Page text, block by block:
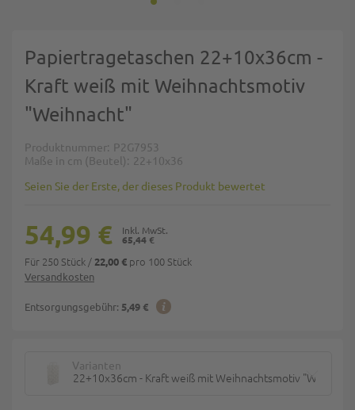
Papiertragetaschen 22+10x36cm -
Kraft weiß mit Weihnachtsmotiv
"Weihnacht"
Produktnummer P2G7953
Maße in cm (Beutel)
22+10x36
Seien Sie der Erste, der dieses Produkt bewertet
Versandkosten
Entsorgungsgebühr: 5,49 €
65,44 €
54,99 €
Für 250 Stück / 22,00 € pro 100 Stück
Varianten
22+10x36cm - Kraft weiß mit Weihnachtsmotiv